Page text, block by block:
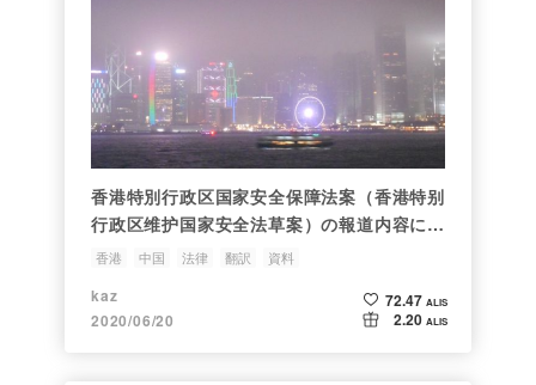
香港特別行政区国家安全保障法案（香港特别
行政区维护国家安全法草案）の報道内容に日
本語仮訳をつけました
香港 中国 法律 翻訳 資料
kaz
2020/06/20
72.47 ALIS
2.20 ALIS